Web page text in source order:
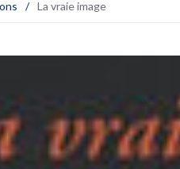
/ La vraie image